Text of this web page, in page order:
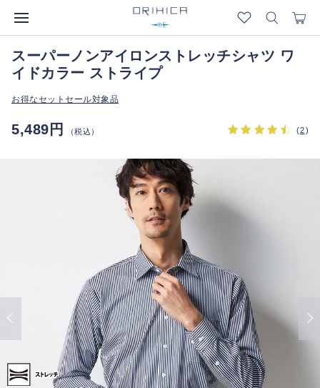
スーパーノンアイロンストレッチシャツ ワ
イドカラー ストライプ
お得なセットセール対象品
5,489円 （税込） (2)